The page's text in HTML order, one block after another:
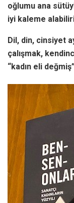
oğlumu ana
iyi kaleme
Dil, din, cinsiyet
çalışmak,
“kadın eli